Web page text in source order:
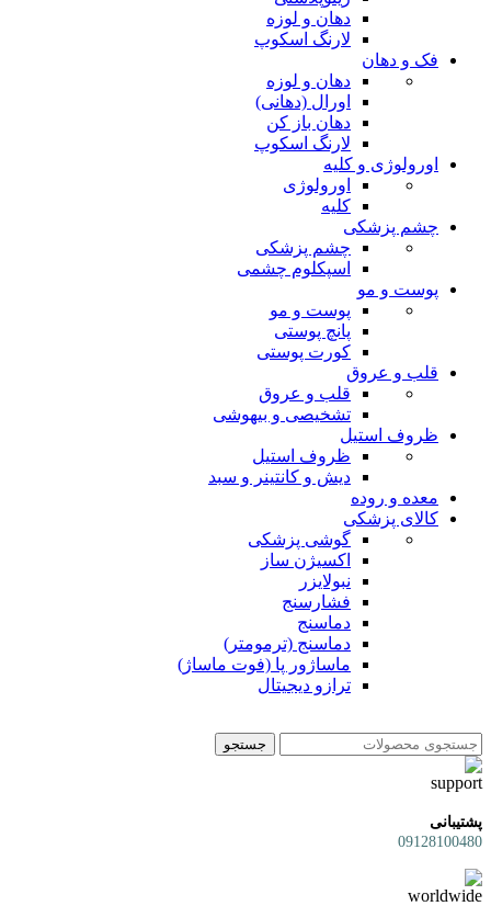
دهان و لوزه
لارنگ اسکوپ
فک و دهان
دهان و لوزه
اورال (دهانی)
دهان باز کن
لارنگ اسکوپ
اورولوژی و کلیه
اورولوژی
کلیه
چشم پزشکی
چشم پزشکی
اسپکلوم چشمی
پوست و مو
پوست و مو
پانچ پوستی
کورت پوستی
قلب و عروق
قلب و عروق
تشخیصی و بیهوشی
ظروف استیل
ظروف استیل
دیش و کانتینر و سبد
معده و روده
کالای پزشکی
گوشی پزشکی
اکسیژن ساز
نبولایزر
فشارسنج
دماسنج
دماسنج (ترمومتر)
ماساژور پا (فوت ماساژ)
ترازو دیجیتال
جستجو
پشتیبانی
09128100480